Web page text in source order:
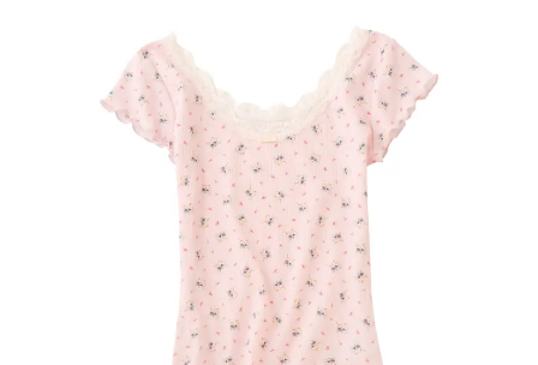
ミスセブンティーンニュース
MAGAZINE
バックナンバー
INFORMATION
Seventeenについて
Follow us